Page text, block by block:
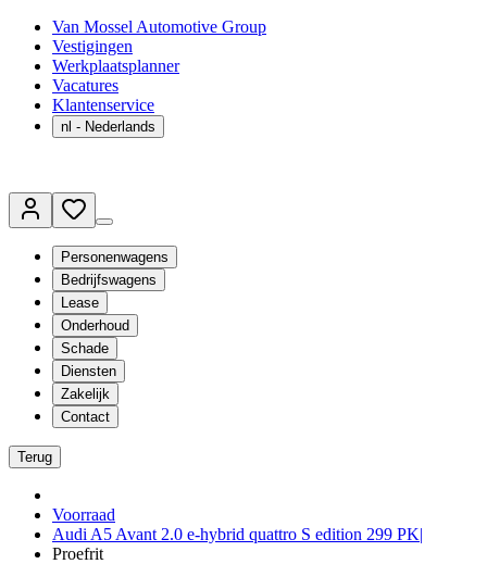
Van Mossel Automotive Group
Vestigingen
Werkplaatsplanner
Vacatures
Klantenservice
nl - Nederlands
Personenwagens
Bedrijfswagens
Lease
Onderhoud
Schade
Diensten
Zakelijk
Contact
Terug
Voorraad
Audi A5 Avant 2.0 e-hybrid quattro S edition 299 PK|
Proefrit